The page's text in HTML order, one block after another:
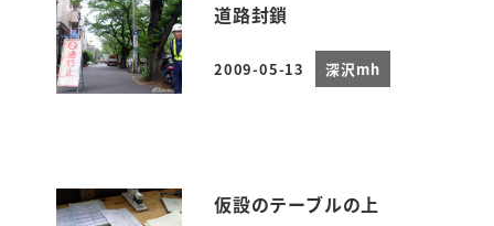
道路封鎖
投稿日
2009-05-13 深沢mh
仮設のテーブルの上